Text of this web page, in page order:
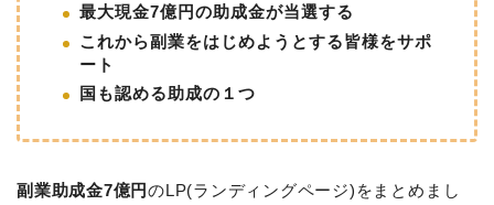
最大現金7億円の助成金が当選する
これから副業をはじめようとする皆様をサポ
ート
国も認める助成の１つ
副業助成金7億円のLP(ランディングページ)をまとめまし